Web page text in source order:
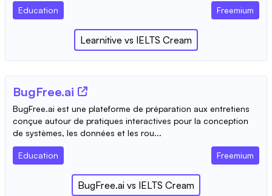
Education Freemium
Learnitive vs IELTS Cream
BugFree.ai
BugFree.ai est une plateforme de préparation aux entretiens
conçue autour de pratiques interactives pour la conception
de systèmes, les données et les rou...
Education Freemium
BugFree.ai vs IELTS Cream